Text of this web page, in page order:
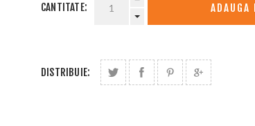
CANTITATE:
DISTRIBUIE: